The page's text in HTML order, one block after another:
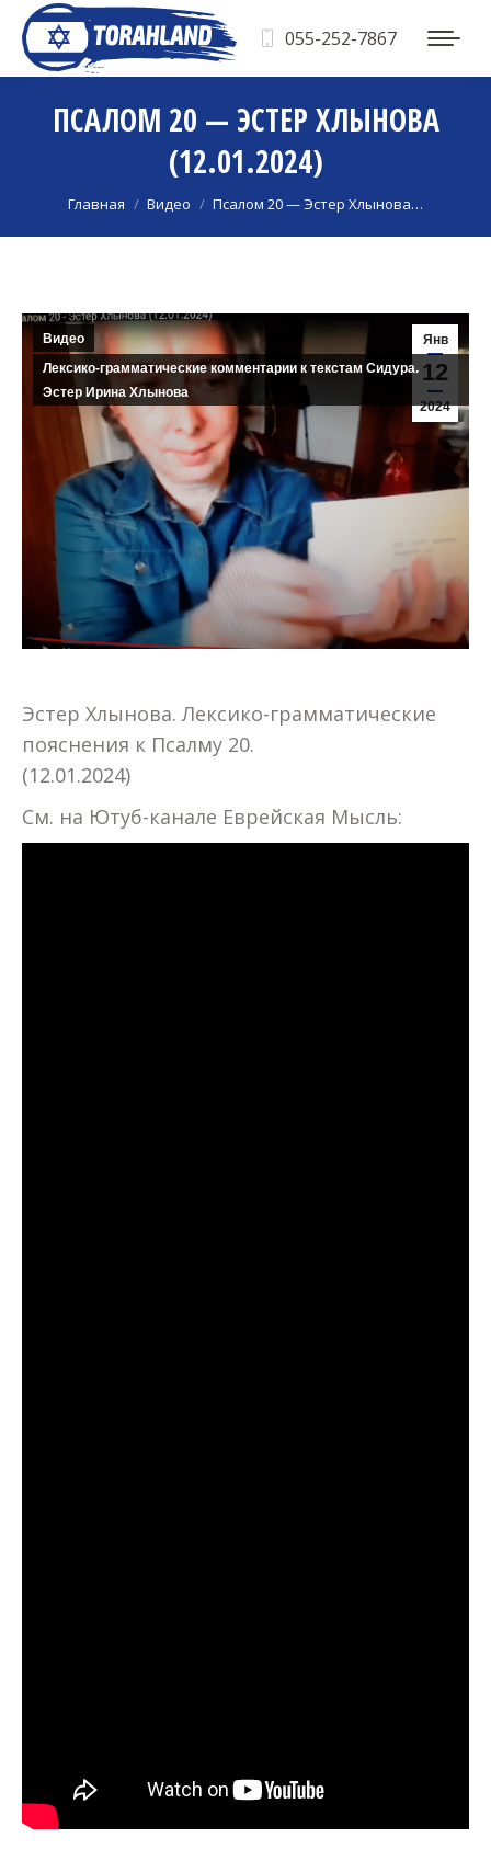
055-252-7867
ПСАЛОМ 20 — ЭСТЕР ХЛЫНОВА
(12.01.2024)
Вы здесь:
Главная Видео Псалом 20 — Эстер Хлынова…
Янв
12
2024
Видео
Лексико-грамматические комментарии к текстам Сидура.
Эстер Ирина Хлынова
Эстер Хлынова. Лексико-грамматические
пояснения к Псалму 20.
(12.01.2024)
См. на Ютуб-канале Еврейская Мысль: